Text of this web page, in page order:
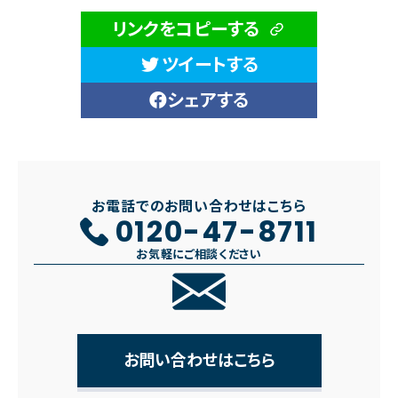
リンクをコピーする
ツイートする
シェアする
お電話でのお問い合わせはこちら
0120-47-8711
お気軽にご相談ください
お問い合わせはこちら